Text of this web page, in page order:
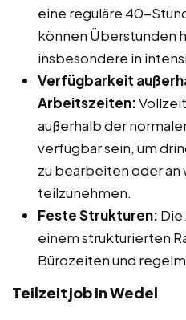
eine reguläre 40-
können Überstunden
insbesondere in
Verfügbarkeit
Arbeitszeiten:
außerhalb der
verfügbar sein, um
zu bearbeiten oder
teilzunehmen.
Feste Strukturen:
einem strukturierten
Bürozeiten und
Teilzeitjob in Wedel